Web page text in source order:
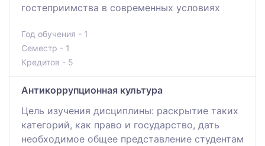
гостеприимства в современных условиях
Год обучения - 1
Семестр - 1
Кредитов - 5
Антикоррупционная культура
Цель изучения дисциплины: раскрытие таких
категорий, как право и государство, дать
необходимое общее представление студентам